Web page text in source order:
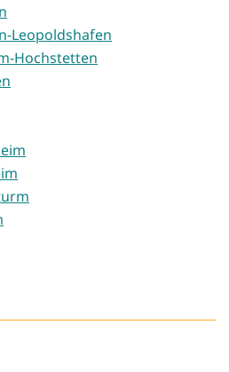
Leopoldshafen
Hochstetten